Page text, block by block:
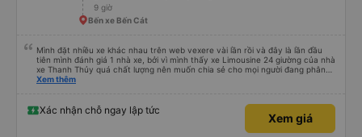
9 giờ
Bến xe Bến Cát
Mình đặt nhiều xe khác nhau trên web vexere vài lần rồi và đây là lần đầu
tiên mình đánh giá 1 nhà xe, bởi vì mình thấy xe Limousine 24 giường của nhà
xe Thanh Thủy quá chất lượng nên muốn chia sẻ cho mọi người đang phân
vân có nên đi hay không. - Giá vé: 600k/giường/1người. - Giờ giấc: mình đặt
trung chuyển ra chỗ xe lớn, chỗ này là xe đúng giờ lắm, nên nếu đến trễ thì
phải tự bắt grab ra chỗ xe lớn (hình như ngã tư bình phước). - Xe trung
chuyển chở mình tới chỗ cây xăng trên QL13 để chờ xe lớn tới rước, mình
Xem thêm
Xác nhận chỗ ngay lập tức
Xem giá